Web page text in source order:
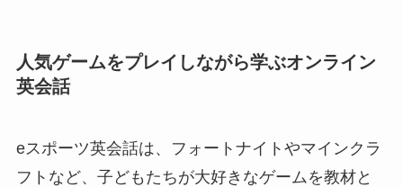
人気ゲームをプレイしながら学ぶオンライン
英会話
eスポーツ英会話は、フォートナイトやマインクラ
フトなど、子どもたちが大好きなゲームを教材と